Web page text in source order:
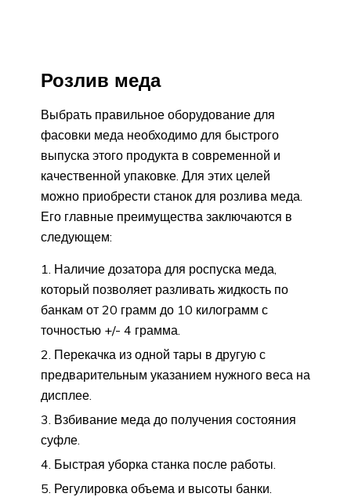
Розлив меда
Выбрать правильное оборудование для
фасовки меда необходимо для быстрого
выпуска этого продукта в современной и
качественной упаковке. Для этих целей
можно приобрести станок для розлива меда.
Его главные преимущества заключаются в
следующем:
Наличие дозатора для роспуска меда,
который позволяет разливать жидкость по
банкам от 20 грамм до 10 килограмм с
точностью +/- 4 грамма.
Перекачка из одной тары в другую с
предварительным указанием нужного веса на
дисплее.
Взбивание меда до получения состояния
суфле.
Быстрая уборка станка после работы.
Регулировка объема и высоты банки.